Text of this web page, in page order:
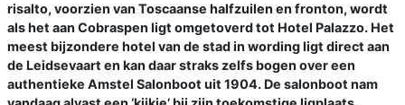
risalto, voorzien van Toscaanse halfzuilen en fronton, wordt
als het aan Cobraspen ligt omgetoverd tot Hotel Palazzo. Het
meest bijzondere hotel van de stad in wording ligt direct aan
de Leidsevaart en kan daar straks zelfs bogen over een
authentieke Amstel Salonboot uit 1904. De salonboot nam